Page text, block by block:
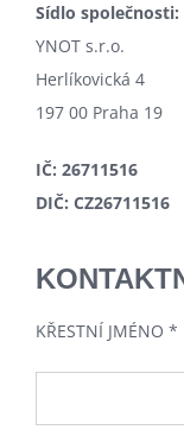
Sídlo společnosti:
YNOT s.r.o.
Herlíkovická 4
197 00 Praha 19
IČ: 26711516
DIČ: CZ26711516
KŘESTNÍ JMÉNO *